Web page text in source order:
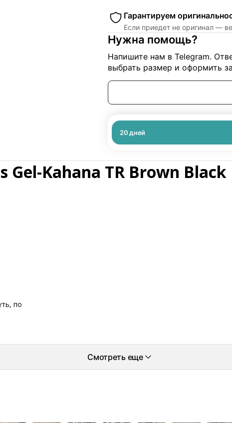
Гарантируем
Если приедет не оригинал —
Нужна помощь?
Напишите нам в Telegram.
выбрать размер и оформить
20дней
Gel-Kahana TR Brown Black
по
Смотреть еще